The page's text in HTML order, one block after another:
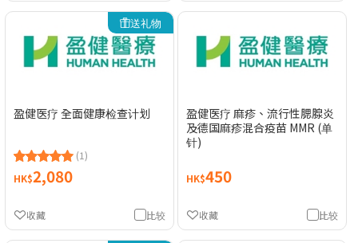
送礼物
盈健医疗 全面健康检查计划
(1)
HK$2,080
比较
收藏
盈健医疗 麻疹、流行性腮腺炎
及德国麻疹混合疫苗 MMR (单
针)
HK$450
比较
收藏